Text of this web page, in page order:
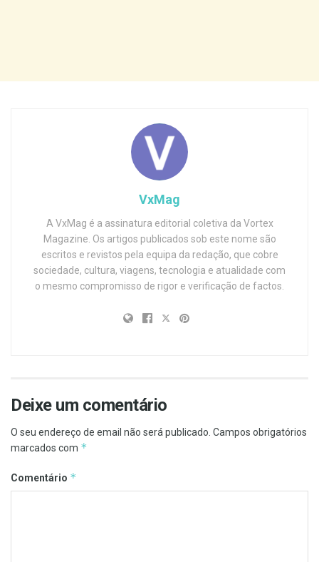
VxMag
A VxMag é a assinatura editorial coletiva da Vortex
Magazine. Os artigos publicados sob este nome são
escritos e revistos pela equipa da redação, que cobre
sociedade, cultura, viagens, tecnologia e atualidade com
o mesmo compromisso de rigor e verificação de factos.
Deixe um comentário
O seu endereço de email não será publicado. Campos obrigatórios
marcados com *
Comentário *